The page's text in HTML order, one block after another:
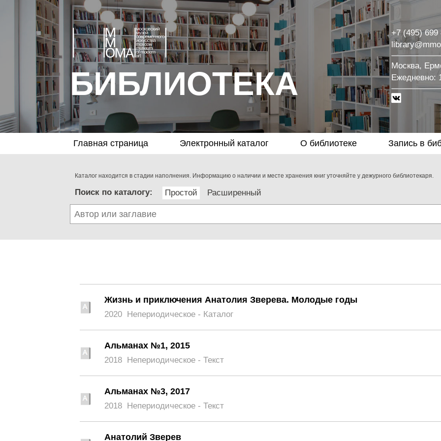
БИБЛИОТЕКА
+7 (495) 699
Москва,
Eжедневно:
Главная страница Электронный каталог О библиотеке Запись в
Каталог находится в стадии наполнения. Информацию о наличии и месте хранения книг уточняйте у дежурного библиотекаря.
Поиск по каталогу: Простой Расширенный
Жизнь и приключения Анатолия Зверева. Молодые годы
2020 Непериодическое - Каталог
Альманах №1, 2015
2018 Непериодическое - Текст
Альманах №3, 2017
2018 Непериодическое - Текст
Анатолий Зверев